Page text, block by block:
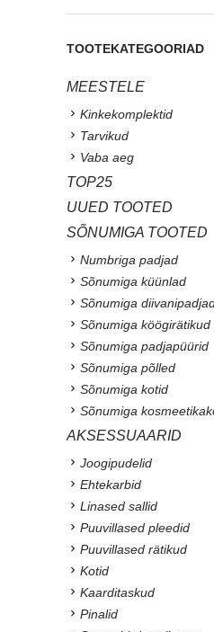
TOOTEKATEGOORIAD
MEESTELE
Kinkekomplektid
Tarvikud
Vaba aeg
TOP25
UUED TOOTED
SÕNUMIGA TOOTED
Numbriga padjad
Sõnumiga küünlad
Sõnumiga
Sõnumiga köögirätikud
Sõnumiga padjapüürid
Sõnumiga põlled
Sõnumiga kotid
Sõnumiga
AKSESSUAARID
Joogipudelid
Ehtekarbid
Linased sallid
Puuvillased pleedid
Puuvillased rätikud
Kotid
Kaarditaskud
Pinalid